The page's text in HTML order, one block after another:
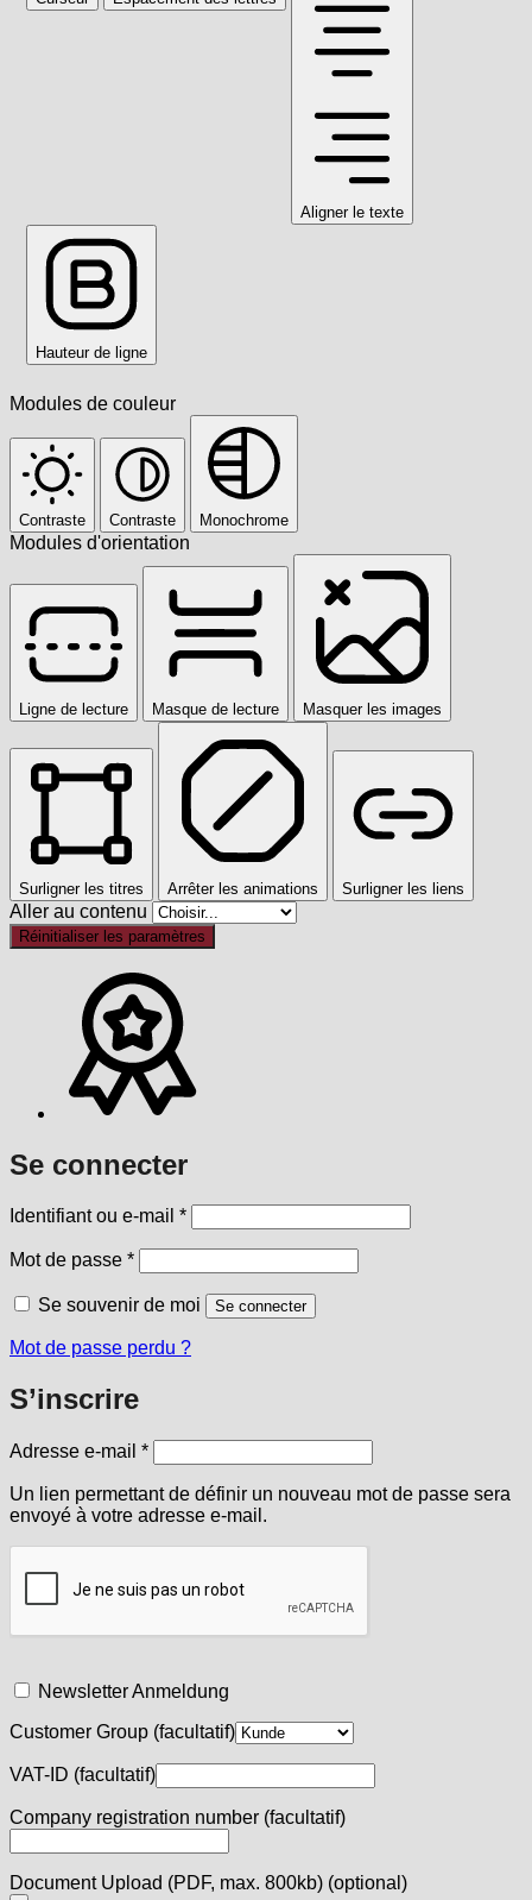
Aligner le texte
Hauteur de ligne
Modules de couleur
Contraste Contraste Monochrome
Modules d'orientation
Ligne de lecture Masque de lecture Masquer les images
Surligner les titres Arrêter les animations Surligner les liens
Aller au contenu
Réinitialiser les paramètres
Se connecter
Identifiant ou e-mail *Obligatoire
Mot de passe *Obligatoire
Se souvenir de moi Se connecter
Mot de passe perdu ?
S’inscrire
Adresse e-mail *Obligatoire
Un lien permettant de définir un nouveau mot de passe sera
envoyé à votre adresse e-mail.
Newsletter Anmeldung
Customer Group (facultatif)
VAT-ID (facultatif)
Company registration number (facultatif)
Document Upload (PDF, max. 800kb) (optional)